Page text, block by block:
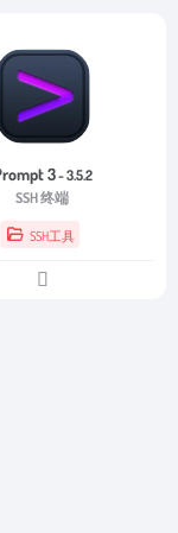
3- 3.5.2
SSH 终端
SSH工具